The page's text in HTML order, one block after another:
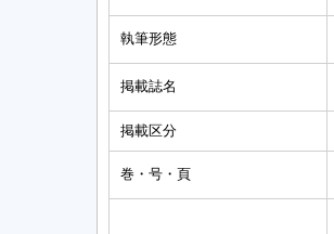
執筆形態
掲載誌名
掲載区分
巻・号・頁